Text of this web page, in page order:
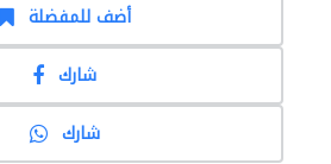
أضف للمفضلة
شارك
شارك